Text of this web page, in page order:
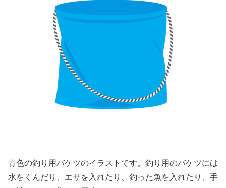
青色の釣り用バケツのイラストです。釣り用のバケツには
水をくんだり、エサを入れたり、釣った魚を入れたり、手